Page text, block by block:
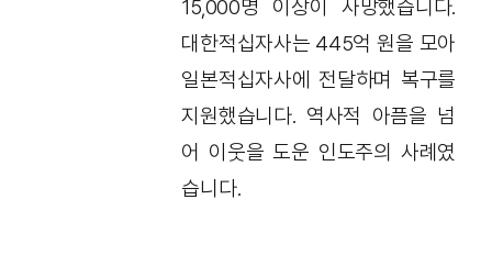
15,000명 이상이 사망했습니다.
대한적십자사는 445억 원을 모아
일본적십자사에 전달하며 복구를
지원했습니다. 역사적 아픔을 넘
어 이웃을 도운 인도주의 사례였
습니다.